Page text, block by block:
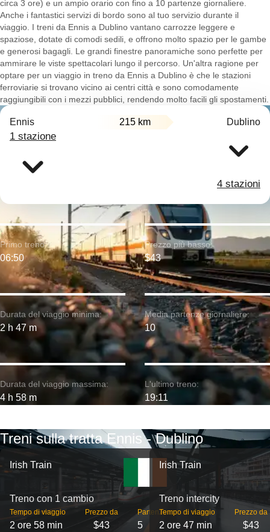
circa 3 ore) e un ampio orario con fino a 10 partenze giornaliere.
Anche i fantastici servizi di bordo sono al tuo servizio durante il
viaggio. I treni da Ennis a Dublino vantano carrozze leggere e
spaziose, dotate di comodi sedili, e offrono molto spazio per le gambe
e generosi bagagli. Le grandi finestre panoramiche sono perfette per
ammirare le viste spettacolari lungo il percorso. Un'altra ragione per
optare per un viaggio in treno da Ennis a Dublino è che le stazioni
ferroviarie si trovano vicino ai centri città e sono comodamente
raggiungibili con i mezzi pubblici, rendendo molto facili gli spostamenti.
Ennis 215 km Dublino
1 stazione
4 stazioni
Durata del viaggio minima:
2 h 47 m
Primo treno:
06:50
Durata del viaggio massima:
4 h 58 m
Prezzo più basso:
$43
Media partenze giornaliere:
10
L'ultimo treno:
19:11
Treni sulla tratta Ennis - Dublino
Irish Train
Treno con 1 cambio
Tempo di viaggio
2 ore 58 min
Prezzo da
$43
Partenze
5
Irish Train
Treno intercity
Tempo di viaggio
2 ore 47 min
Prezzo da
$43